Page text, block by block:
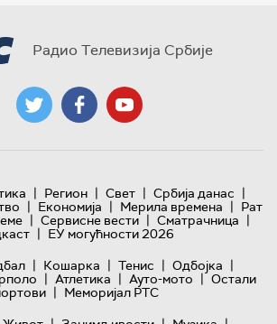
Радио Телевизија Србије
| Регион | Свет | Србија данас |
| Економија | Мерила времена | Рат
| Сервисне вести | Сматрачница |
| ЕУ могућности 2026
| Кошарка | Тенис | Одбојка |
| Атлетика | Ауто-мото | Остали
| Меморијал РТС